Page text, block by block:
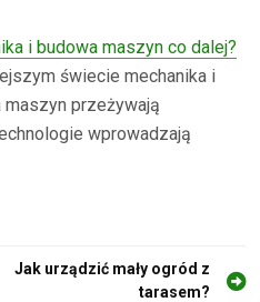
i budowa maszyn co dalej?
świecie mechanika i
maszyn przeżywają
wprowadzają
Jak urządzić mały ogród z
tarasem?